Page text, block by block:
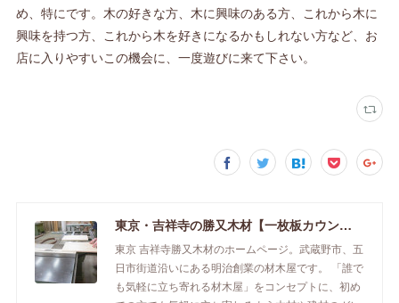
め、特にです。木の好きな方、木に興味のある方、これから木に
興味を持つ方、これから木を好きになるかもしれない方など、お
店に入りやすいこの機会に、一度遊びに来て下さい。
東京・吉祥寺の勝又木材【一枚板カウンター】
東京 吉祥寺勝又木材のホームページ。武蔵野市、五
日市街道沿いにある明治創業の材木屋です。 「誰で
も気軽に立ち寄れる材木屋」をコンセプトに、初め